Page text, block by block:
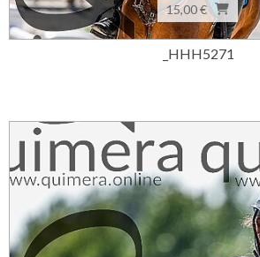
15,00 €
_HHH5271